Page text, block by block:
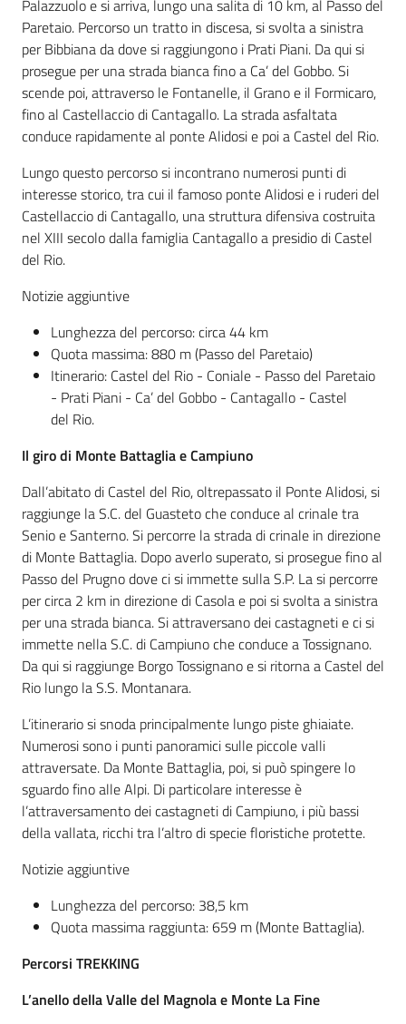
Palazzuolo e si arriva, lungo una salita di 10 km, al Passo del
Paretaio. Percorso un tratto in discesa, si svolta a sinistra
per Bibbiana da dove si raggiungono i Prati Piani. Da qui si
prosegue per una strada bianca fino a Ca’ del Gobbo. Si
scende poi, attraverso le Fontanelle, il Grano e il Formicaro,
fino al Castellaccio di Cantagallo. La strada asfaltata
conduce rapidamente al ponte Alidosi e poi a Castel del Rio.
Lungo questo percorso si incontrano numerosi punti di
interesse storico, tra cui il famoso ponte Alidosi e i ruderi del
Castellaccio di Cantagallo, una struttura difensiva costruita
nel XIII secolo dalla famiglia Cantagallo a presidio di Castel
del Rio.
Notizie aggiuntive
Lunghezza del percorso: circa 44 km
Quota massima: 880 m (Passo del Paretaio)
Itinerario: Castel del Rio - Coniale - Passo del Paretaio
- Prati Piani - Ca’ del Gobbo - Cantagallo - Castel
del Rio.
Il giro di Monte Battaglia e Campiuno
Dall’abitato di Castel del Rio, oltrepassato il Ponte Alidosi, si
raggiunge la S.C. del Guasteto che conduce al crinale tra
Senio e Santerno. Si percorre la strada di crinale in direzione
di Monte Battaglia. Dopo averlo superato, si prosegue fino al
Passo del Prugno dove ci si immette sulla S.P. La si percorre
per circa 2 km in direzione di Casola e poi si svolta a sinistra
per una strada bianca. Si attraversano dei castagneti e ci si
immette nella S.C. di Campiuno che conduce a Tossignano.
Da qui si raggiunge Borgo Tossignano e si ritorna a Castel del
Rio lungo la S.S. Montanara.
L’itinerario si snoda principalmente lungo piste ghiaiate.
Numerosi sono i punti panoramici sulle piccole valli
attraversate. Da Monte Battaglia, poi, si può spingere lo
sguardo fino alle Alpi. Di particolare interesse è
l’attraversamento dei castagneti di Campiuno, i più bassi
della vallata, ricchi tra l’altro di specie floristiche protette.
Notizie aggiuntive
Lunghezza del percorso: 38,5 km
Quota massima raggiunta: 659 m (Monte Battaglia).
Percorsi TREKKING
L’anello della Valle del Magnola e Monte La Fine